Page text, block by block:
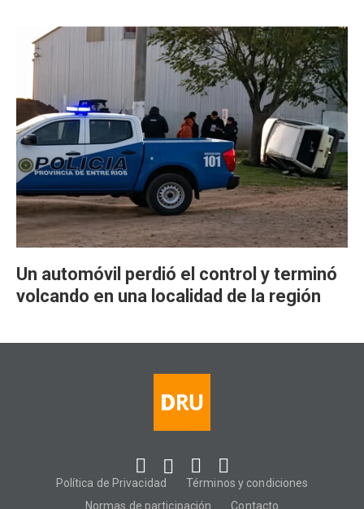
Un automóvil perdió el control y terminó
volcando en una localidad de la región
Política de Privacidad
Términos y condiciones
Normas de participación
Contacto